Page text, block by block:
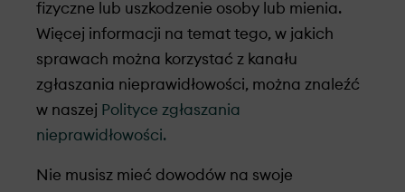
fizyczne lub uszkodzenie osoby lub mienia.
Więcej informacji na temat tego, w jakich
sprawach można korzystać z kanału
zgłaszania nieprawidłowości, można znaleźć
w naszej Polityce zgłaszania
nieprawidłowości.
Nie musisz mieć dowodów na swoje